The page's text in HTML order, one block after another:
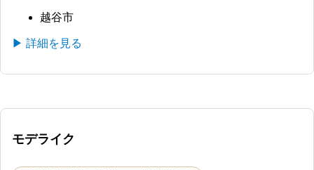
越谷市
▶ 詳細を見る
モデライク